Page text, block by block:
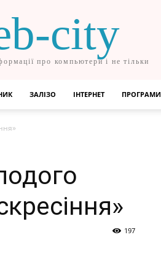
city
про компьютери і не тільки
ЗАЛІЗО ІНТЕРНЕТ ПРОГРАМИ
197